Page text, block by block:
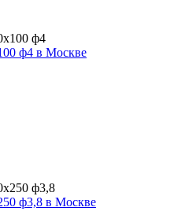
ф4 в Москве
ф3,8 в Москве